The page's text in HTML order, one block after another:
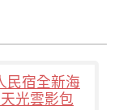
民宿全新海
光雲影包